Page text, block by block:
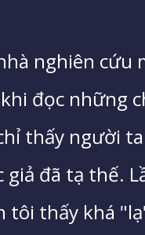
nghiên
đọc những
thấy người
đã tạ thế.
thấy khá